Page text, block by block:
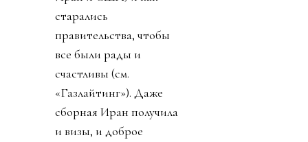
старались
правительства, чтобы
все были рады и
счастливы (см.
«Газлайтинг»). Даже
сборная Иран получила
и визы, и доброе